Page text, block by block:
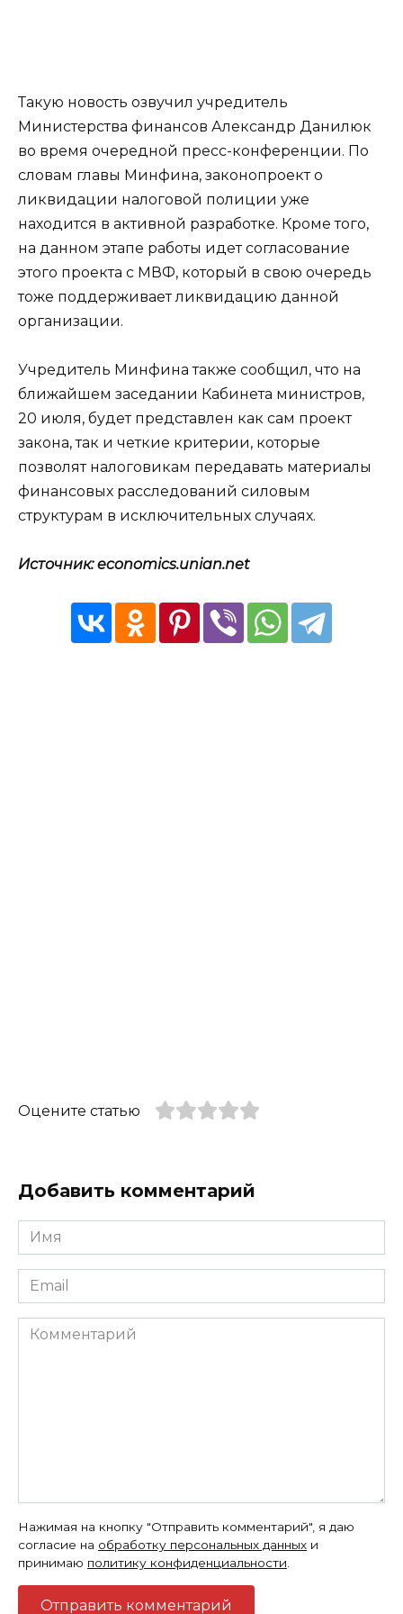
Такую новость озвучил учредитель
Министерства финансов Александр Данилюк
во время очередной пресс-конференции. По
словам главы Минфина, законопроект о
ликвидации налоговой полиции уже
находится в активной разработке. Кроме того,
на данном этапе работы идет согласование
этого проекта с МВФ, который в свою очередь
тоже поддерживает ликвидацию данной
организации.
Учредитель Минфина также сообщил, что на
ближайшем заседании Кабинета министров,
20 июля, будет представлен как сам проект
закона, так и четкие критерии, которые
позволят налоговикам передавать материалы
финансовых расследований силовым
структурам в исключительных случаях.
Источник: economics.unian.net
Оцените статью
Добавить комментарий
Имя
*
Email
*
Комментарий
Нажимая на кнопку "Отправить комментарий", я даю
согласие на обработку персональных данных и
принимаю политику конфиденциальности.